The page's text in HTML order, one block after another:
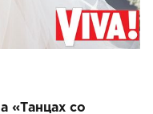
«Танцах со